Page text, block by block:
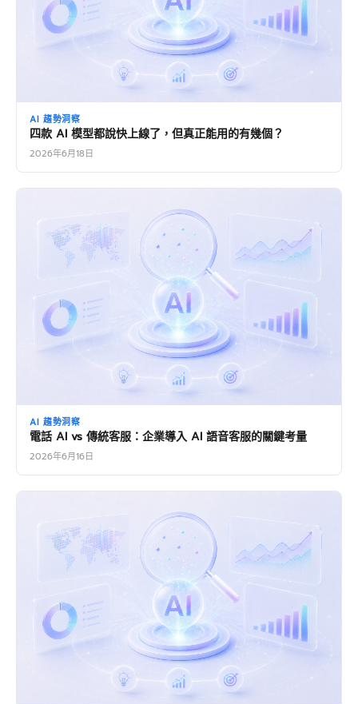
AI 趨勢洞察
四款 AI 模型都說快上線了，但真正能用的有幾個？
2026年6月18日
AI 趨勢洞察
電話 AI vs 傳統客服：企業導入 AI 語音客服的關鍵考量
2026年6月16日